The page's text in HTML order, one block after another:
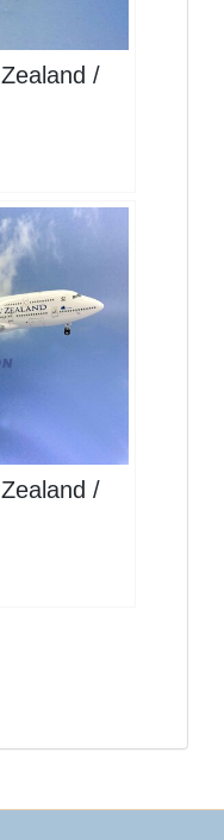
/
/